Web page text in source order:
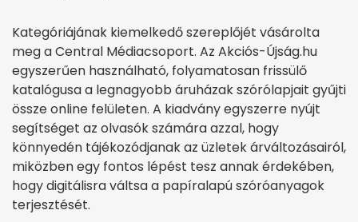
Kategóriájának kiemelkedő szereplőjét vásárolta
meg a Central Médiacsoport. Az Akciós-Újság.hu
egyszerűen használható, folyamatosan frissülő
katalógusa a legnagyobb áruházak szórólapjait gyűjti
össze online felületen. A kiadvány egyszerre nyújt
segítséget az olvasók számára azzal, hogy
könnyedén tájékozódjanak az üzletek árváltozásairól,
miközben egy fontos lépést tesz annak érdekében,
hogy digitálisra váltsa a papíralapú szóróanyagok
terjesztését.